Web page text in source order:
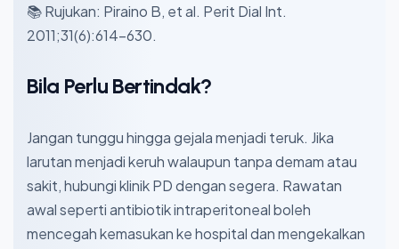
📚 Rujukan: Piraino B, et al. Perit Dial Int.
2011;31(6):614–630.
Bila Perlu Bertindak?
Jangan tunggu hingga gejala menjadi teruk. Jika
larutan menjadi keruh walaupun tanpa demam atau
sakit, hubungi klinik PD dengan segera. Rawatan
awal seperti antibiotik intraperitoneal boleh
mencegah kemasukan ke hospital dan mengekalkan